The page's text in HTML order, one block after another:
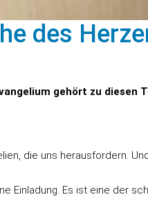
des
gehört zu diesen
die uns herausfordern.
Einladung. Es ist eine der